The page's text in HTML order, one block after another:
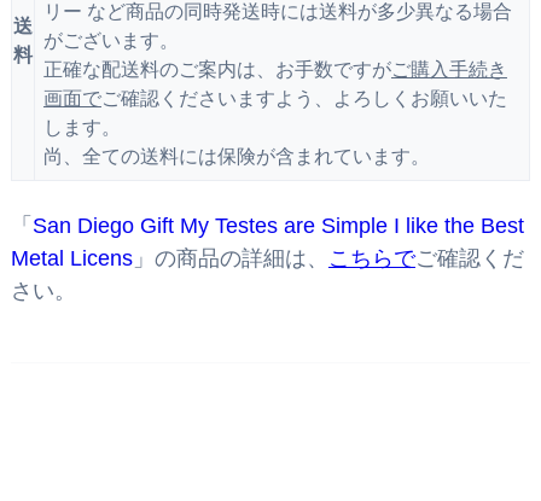
送
料
リー など商品の同時発送時には送料が多少異なる場合
がございます。
正確な配送料のご案内は、お手数ですがご購入手続き
画面でご確認くださいますよう、よろしくお願いいた
します。
尚、全ての送料には保険が含まれています。
「 San Diego Gift My Testes are Simple I like the Best
Metal Licens」の商品の詳細は、 こちらでご確認くだ
さい。